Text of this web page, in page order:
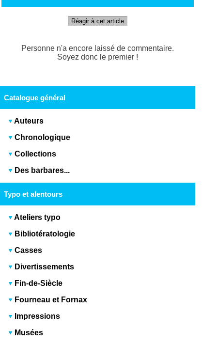
Réagir à cet article
Personne n'a encore laissé de commentaire.
Soyez donc le premier !
Catalogue général
Auteurs
Chronologique
Collections
Des barbares...
Typo et alentours
Ateliers typo
Bibliotératologie
Casses
Divertissements
Fin-de-Siècle
Fourneau et Fornax
Impressions
Musées